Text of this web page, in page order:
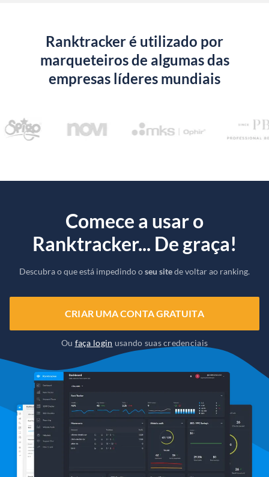
Ranktracker é utilizado por
marqueteiros de algumas das
empresas líderes mundiais
Comece a usar o
Ranktracker... De graça!
Descubra o que está impedindo oseu sitede voltar ao ranking.
CRIAR UMA CONTA GRATUITA
Ou faça login usando suas credenciais